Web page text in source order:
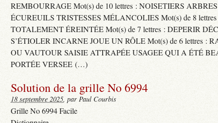
REMBOURRAGE Mot(s) de 10 lettres : NOISETIERS
ÉCUREUILS TRISTESSES MÉLANCOLIES Mot(s) de 8
TOTALEMENT ÉREINTÉE Mot(s) de 7 lettres : DEPERIR
S’ÉTIOLER INCARNE JOUE UN RÔLE Mot(s) de 6 lettres :
OU VAUTOUR SAISIE ATTRAPÉE USAGEE QUI A ÉTÉ
PORTÉE VERSEE (…)
Solution de la grille No 6994
18 septembre 2025, par Paul Courbis
Grille No 6994 Facile